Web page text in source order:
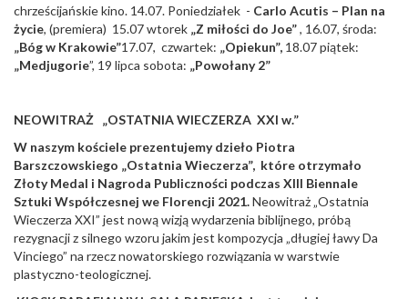
chrześcijańskie kino. 14.07. Poniedziałek - Carlo Acutis – Plan na
życie, (premiera) 15.07 wtorek „Z miłości do Joe”, 16.07, środa:
„Bóg w Krakowie”17.07, czwartek: „Opiekun”, 18.07 piątek:
„Medjugorie”, 19 lipca sobota: „Powołany 2”
NEOWITRAŻ „OSTATNIA WIECZERZA XXI w.”
W naszym kościele prezentujemy dzieło Piotra
Barszczowskiego „Ostatnia Wieczerza”, które otrzymało
Złoty Medal i Nagroda Publiczności podczas XIII Biennale
Sztuki Współczesnej we Florencji 2021.Neowitraż „Ostatnia
Wieczerza XXI” jest nową wizją wydarzenia biblijnego, próbą
rezygnacji z silnego wzoru jakim jest kompozycja „długiej ławy Da
Vinciego” na rzecz nowatorskiego rozwiązania w warstwie
plastyczno-teologicznej.